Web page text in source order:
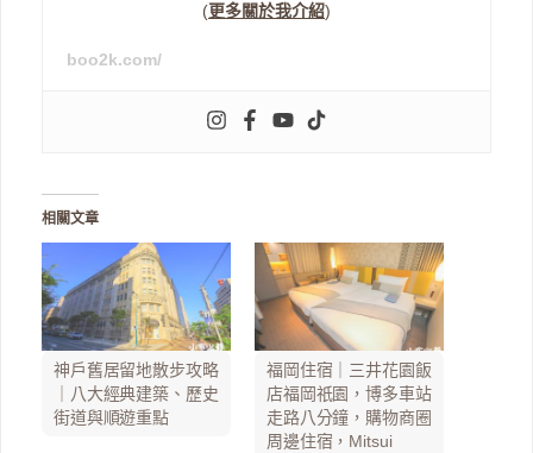
(更多關於我介紹)
boo2k.com/
相關文章
神戶舊居留地散步攻略
｜八大經典建築、歷史
街道與順遊重點
福岡住宿｜三井花園飯
店福岡祇園，博多車站
走路八分鐘，購物商圈
周邊住宿，Mitsui